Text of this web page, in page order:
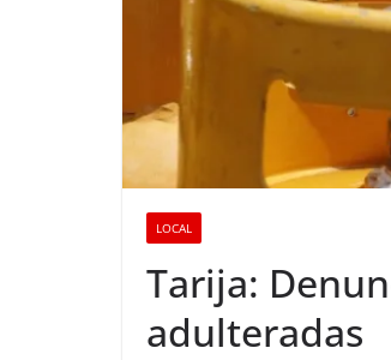
LOCAL
Tarija:
adulteradas